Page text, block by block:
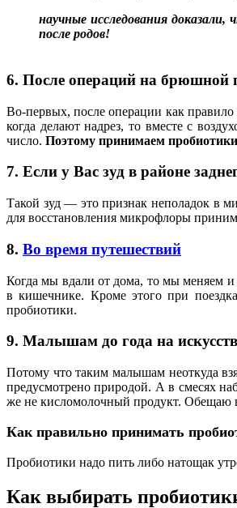
научные исследования
после родов!
6. После операций на брюшной
Во-первых, после операции как
когда делают надрез, то вместе с
число. Поэтому принимаем пробиотики
7. Если у Вас зуд в районе
Такой зуд — это признак неполадок в
для восстановления микрофлоры
8. Во время путешествий
Когда мы вдали от дома, то мы меняем и
в кишечнике. Кроме этого при
пробиотики.
9. Малышам до года на
Потому что таким малышам неоткуда
предусмотрено природой. А в смесях
же не кисломолочный продукт. Обещаю
Как правильно принимать
Пробиотики надо пить либо натощак
Как выбирать